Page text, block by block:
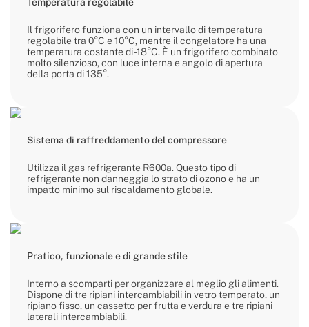
Il frigorifero funziona con un intervallo di temperatura
regolabile tra 0°C e 10°C, mentre il congelatore ha una
temperatura costante di -18°C. È un frigorifero combinato
molto silenzioso, con luce interna e angolo di apertura
della porta di 135°.
Sistema di raffreddamento del compressore
Utilizza il gas refrigerante R600a. Questo tipo di
refrigerante non danneggia lo strato di ozono e ha un
impatto minimo sul riscaldamento globale.
Pratico, funzionale e di grande stile
Interno a scomparti per organizzare al meglio gli alimenti.
Dispone di tre ripiani intercambiabili in vetro temperato, un
ripiano fisso, un cassetto per frutta e verdura e tre ripiani
laterali intercambiabili.